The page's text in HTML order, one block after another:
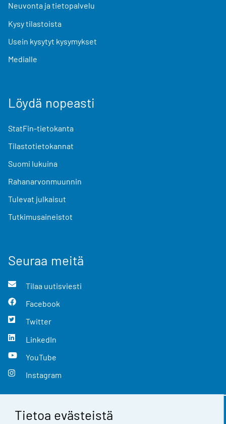
Tietoa evästeistä
Neuvonta ja tietopalvelu
Kysy tilastoista
Usein kysytyt kysymykset
Medialle
Löydä nopeasti
StatFin-tietokanta
Tilastotietokannat
Suomi lukuina
Rahanarvonmuunnin
Tulevat julkaisut
Tutkimusaineistot
Seuraa meitä
Tilaa uutisviesti
Facebook
Twitter
LinkedIn
YouTube
Instagram
Yhteystiedot